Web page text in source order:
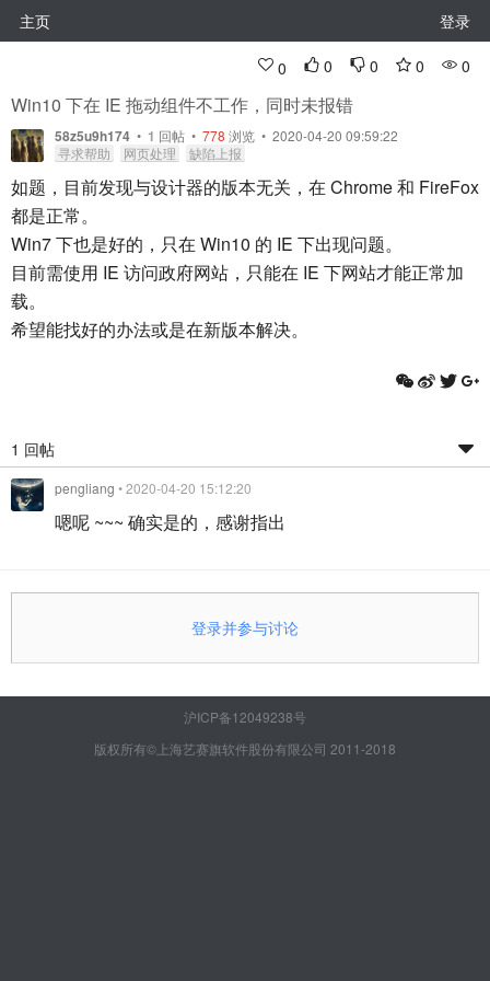
主页 登录
0 0 0 0 0
Win10 下在 IE 拖动组件不工作，同时未报错
58z5u9h174 • 1 回帖 • 778 浏览 • 2020-04-20 09:59:22
寻求帮助
网页处理 缺陷上报
如题，目前发现与设计器的版本无关，在 Chrome 和 FireFox
都是正常。
Win7 下也是好的，只在 Win10 的 IE 下出现问题。
目前需使用 IE 访问政府网站，只能在 IE 下网站才能正常加
载。
希望能找好的办法或是在新版本解决。
1 回帖
pengliang • 2020-04-20 15:12:20
嗯呢 ~~~ 确实是的，感谢指出
登录并参与讨论
沪ICP备12049238号
版权所有©上海艺赛旗软件股份有限公司 2011-2018